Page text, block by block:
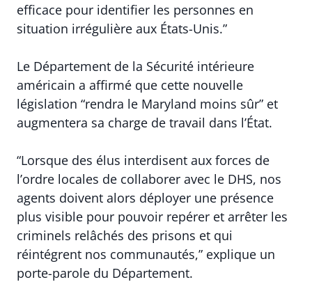
efficace pour identifier les personnes en
situation irrégulière aux États-Unis.”
Le Département de la Sécurité intérieure
américain a affirmé que cette nouvelle
législation “rendra le Maryland moins sûr” et
augmentera sa charge de travail dans l’État.
“Lorsque des élus interdisent aux forces de
l’ordre locales de collaborer avec le DHS, nos
agents doivent alors déployer une présence
plus visible pour pouvoir repérer et arrêter les
criminels relâchés des prisons et qui
réintégrent nos communautés,” explique un
porte-parole du Département.